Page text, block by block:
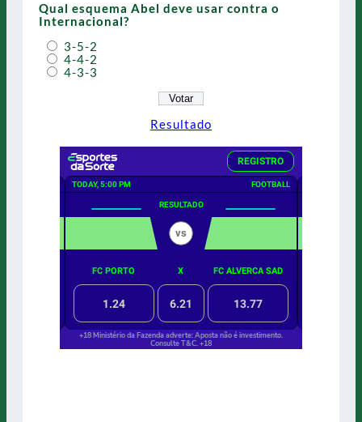
Qual esquema Abel deve usar contra o
Internacional?
3-5-2
4-4-2
4-3-3
Resultado